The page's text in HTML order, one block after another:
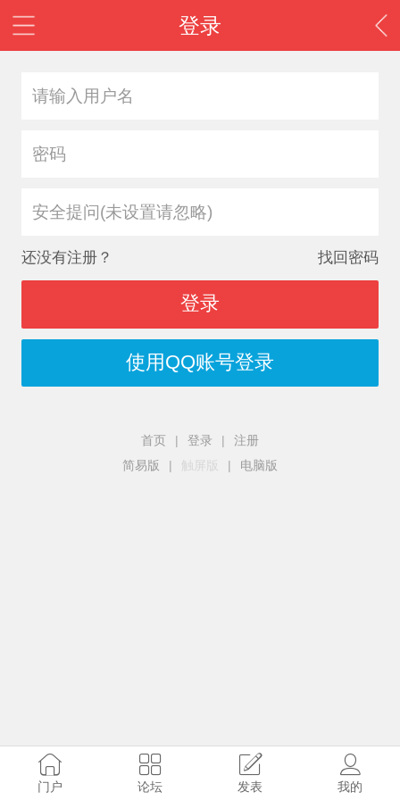
登录
安全提问(未设置请忽略)
还没有注册？ 找回密码
登录
使用QQ账号登录
首页 | 登录 |
注册
简易版
| 触屏版 | 电脑版
门户 论坛 发表 我的